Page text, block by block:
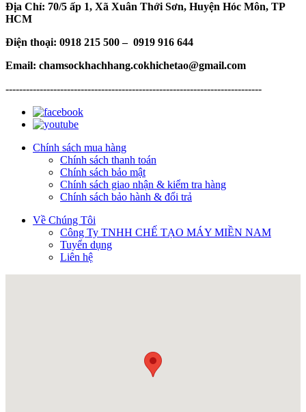
Địa Chỉ: 70/5 ấp 1, Xã Xuân Thới Sơn, Huyện Hóc Môn, TP
HCM
Điện thoại: 0918 215 500 – 0919 916 644
Email: chamsockhachhang.cokhichetao@gmail.com
---------------------------------------------------------------------------
Chính sách mua hàng
Chính sách thanh toán
Chính sách bảo mật
Chính sách giao nhận & kiểm tra hàng
Chính sách bảo hành & đổi trả
Về Chúng Tôi
Công Ty TNHH CHẾ TẠO MÁY MIỀN NAM
Tuyển dụng
Liên hệ